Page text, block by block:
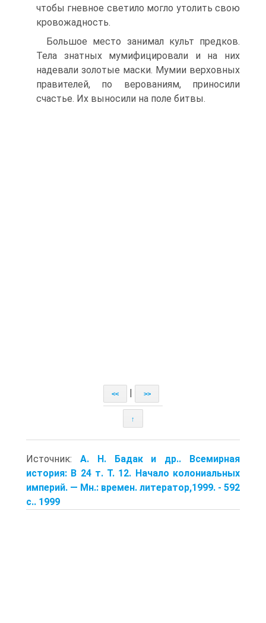
чтобы гневное светило могло утолить свою
кровожадность.
Большое место занимал культ предков.
Тела знат­ных мумифицировали и на них
надевали золотые маски. Мумии верховных
правителей, по верованиям, приносили
счастье. Их выносили на поле битвы.
<< >>
↑
Источник: А. Н. Бадак и др.. Всемирная
история: В 24 т. Т. 12. Начало коло­ниальных
империй. — Мн.: времен. литератор,1999. - 592
с.. 1999